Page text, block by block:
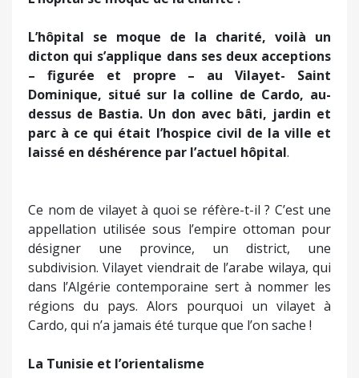
L’hôpital se moque de la charité, voilà un
dicton qui s’applique dans ses deux acceptions
– figurée et propre – au Vilayet- Saint
Dominique, situé sur la colline de Cardo, au-
dessus de Bastia. Un don avec bâti, jardin et
parc à ce qui était l’hospice civil de la ville et
laissé en déshérence par l’actuel hôpital.
Ce nom de vilayet à quoi se réfère-t-il ? C’est une
appellation utilisée sous l’empire ottoman pour
désigner une province, un district, une
subdivision. Vilayet viendrait de l’arabe wilaya, qui
dans l’Algérie contemporaine sert à nommer les
régions du pays. Alors pourquoi un vilayet à
Cardo, qui n’a jamais été turque que l’on sache !
La Tunisie et l’orientalisme